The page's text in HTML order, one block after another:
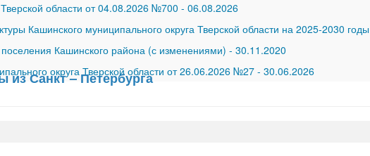
области от 04.08.2026 №700 - 06.08.2026
Кашинского муниципального округа Тверской области на 2025-2030 годы
Кашинского района (с изменениями) - 30.11.2020
округа Тверской области от 26.06.2026 №27 - 30.06.2026
Санкт – Петербурга